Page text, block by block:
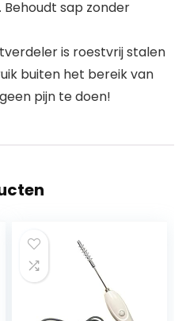
sap zonder
is roestvrij stalen
buiten het bereik van
pijn te doen!